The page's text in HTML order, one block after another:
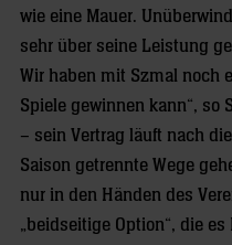
wie eine Mauer.
sehr über seine Leistung
Wir haben mit Szmal noch
Spiele gewinnen kann“, so
– sein Vertrag läuft nach
Saison getrennte Wege
nur in den Händen des
„beidseitige Option“, die